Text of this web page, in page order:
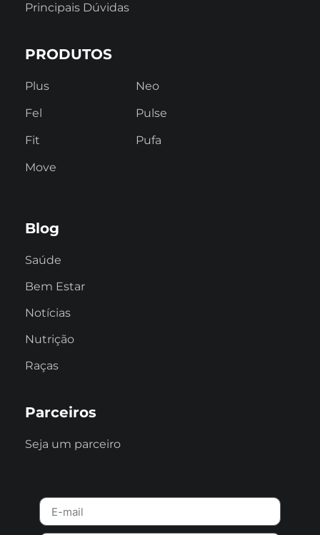
Principais Dúvidas
PRODUTOS
Plus
Fel
Fit
Move
Neo
Pulse
Pufa
Blog
Saúde
Bem Estar
Notícias
Nutrição
Raças
Parceiros
Seja um parceiro